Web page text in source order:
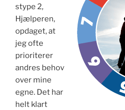
stype 2,
Hjælperen,
opdaget, at
jeg ofte
prioriterer
andres behov
over mine
egne. Det har
helt klart